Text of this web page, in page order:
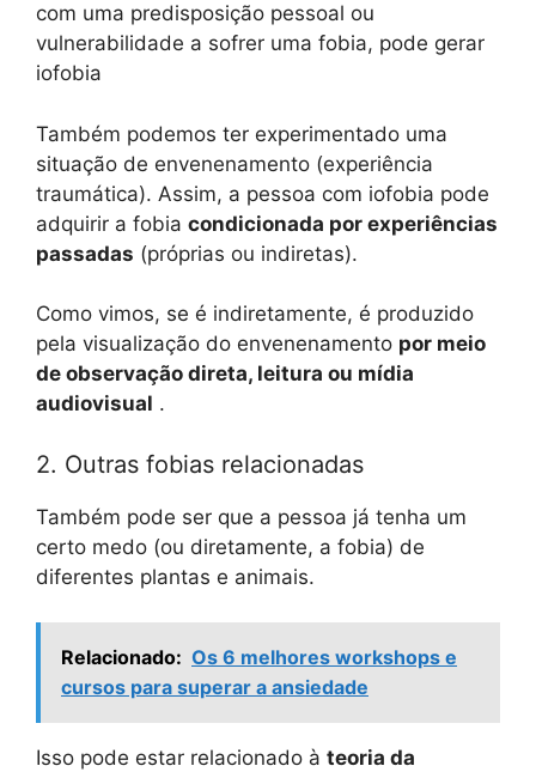
com uma predisposição pessoal ou
vulnerabilidade a sofrer uma fobia, pode gerar
iofobia
Também podemos ter experimentado uma
situação de envenenamento (experiência
traumática). Assim, a pessoa com iofobia pode
adquirir a fobia condicionada por experiências
passadas (próprias ou indiretas).
Como vimos, se é indiretamente, é produzido
pela visualização do envenenamento por meio
de observação direta, leitura ou mídia
audiovisual .
2. Outras fobias relacionadas
Também pode ser que a pessoa já tenha um
certo medo (ou diretamente, a fobia) de
diferentes plantas e animais.
Relacionado: Os 6 melhores workshops e
cursos para superar a ansiedade
Isso pode estar relacionado à teoria da